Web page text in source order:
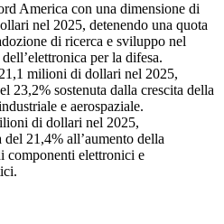
America con una dimensione di
nel 2025, detenendo una quota
di ricerca e sviluppo nel
per la difesa.
milioni di dollari nel 2025,
23,2% sostenuta dalla crescita della
e aerospaziale.
di dollari nel 2025,
21,4% all’aumento della
componenti elettronici e